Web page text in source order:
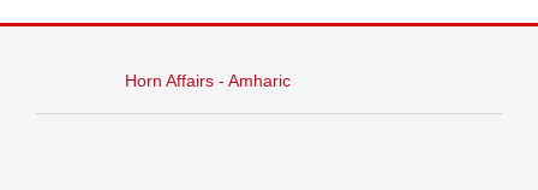
Horn Affairs - Amharic